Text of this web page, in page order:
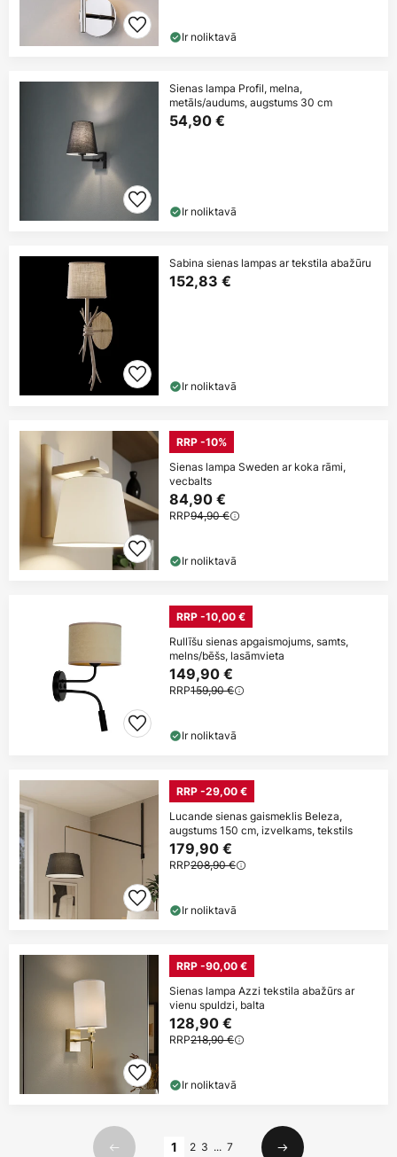
Ir noliktavā
Sienas lampa Profil, melna,
metāls/audums, augstums 30 cm
54,90 €
Ir noliktavā
Sabina sienas lampas ar tekstila abažūru
152,83 €
Ir noliktavā
RRP -10%
Sienas lampa Sweden ar koka rāmi,
vecbalts
84,90 €
RRP94,90 €
Ir noliktavā
RRP -10,00 €
Rullīšu sienas apgaismojums, samts,
melns/bēšs, lasāmvieta
149,90 €
RRP159,90 €
Ir noliktavā
RRP -29,00 €
Lucande sienas gaismeklis Beleza,
augstums 150 cm, izvelkams, tekstils
179,90 €
RRP208,90 €
Ir noliktavā
RRP -90,00 €
Sienas lampa Azzi tekstila abažūrs ar
vienu spuldzi, balta
128,90 €
RRP218,90 €
Ir noliktavā
1 2 3 ... 7